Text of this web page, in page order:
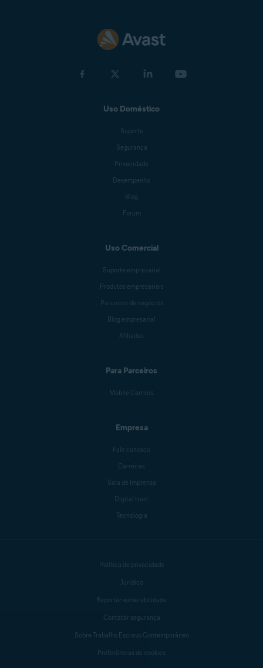
Uso Doméstico
Suporte
Segurança
Privacidade
Desempenho
Blog
Forum
Uso Comercial
Suporte empresarial
Produtos empresariais
Parceiros de negócios
Blog empresarial
Afiliados
Para Parceiros
Mobile Carriers
Empresa
Fale conosco
Carreiras
Sala de Imprensa
Digital trust
Tecnologia
Política de privacidade
Jurídico
Reportar vulnerabilidade
Contatar segurança
Sobre Trabalho Escravo Contemporâneo
Preferências de cookies